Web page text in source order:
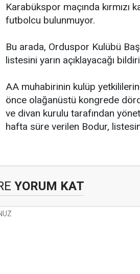
Karabükspor maçında kırmızı
futbolcu bulunmuyor.
Bu arada, Orduspor Kulübü
listesini yarın açıklayacağı
AA muhabirinin kulüp
önce olağanüstü kongrede
ve divan kurulu tarafından
hafta süre verilen Bodur,
YORUM KAT